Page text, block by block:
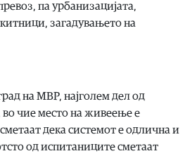
па урбанизацијата,
загадувањето на
на МВР, најголем дел од
чие место на живеење е
дека системот е одлична и
од испитаниците сметаат